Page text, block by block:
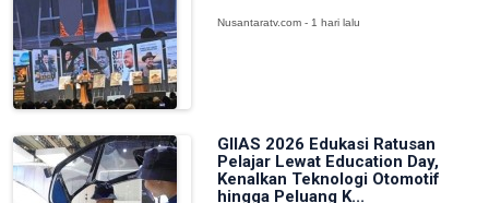
Nusantaratv.com - 1 hari lalu
GIIAS 2026 Edukasi Ratusan
Pelajar Lewat Education Day,
Kenalkan Teknologi Otomotif
hingga Peluang K...